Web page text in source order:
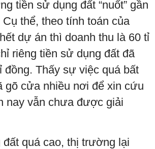
tiền sử dụng đất “nuốt” gần
thể, theo tính toán của
dự án thì doanh thu là 60 tỉ
riêng tiền sử dụng đất đã
đồng. Thấy sự việc quá bất
gõ cửa nhiều nơi để xin cứu
nay vẫn chưa được giải
đất quá cao, thị trường lại